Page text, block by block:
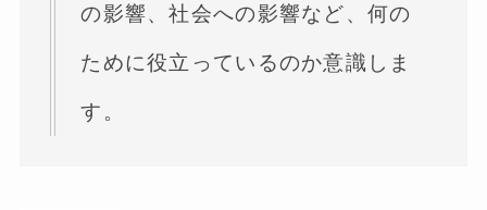
の影響、社会への影響など、何の
ために役立っているのか意識しま
す。